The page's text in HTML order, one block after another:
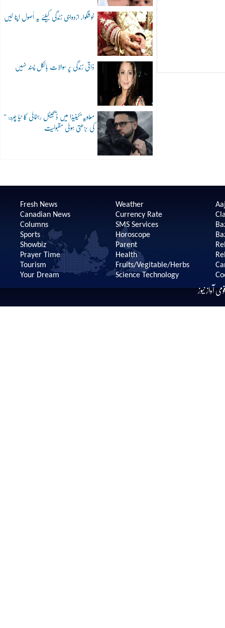
خوشگوار ازدواجی زندگی کیلئے یہ اُصول اپنا لیں
ذاتی زندگی پر سوالات بالکل پسند نہیں
“معاویہ”کینیڈا میں ڈیجیٹل رہنمائی کا نیا چہرہ:
کی بڑھتی ہوئی مقبولیت
Fresh News
Canadian News
Columns
Sports
Showbiz
Prayer Time
Tourism
Your Dream
Weather
Currency Rate
SMS Services
Horoscope
Parent
Health
Fruits/Vegitable/Herbs
Science Technology